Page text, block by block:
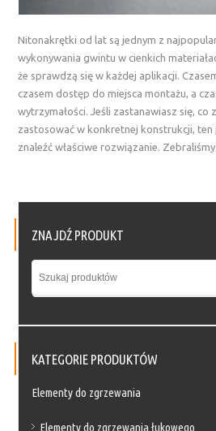
Nitonakrętki od lat są jednym z
wykonywania gwintu w cienkich
że sprawdzą się w każdej aplikacji.
czasem dostęp do miejsca montażu, a
wytrzymałości. Jeśli zastanawiasz się, co
zastosować w konkretnej konstrukcji,
znaleźć właściwe rozwiązanie.
ZNAJDŹ PRODUKT
KATEGORIE PRODUKTÓW
Elementy do zgrzewania
Elementy do zgrzewania łukowego